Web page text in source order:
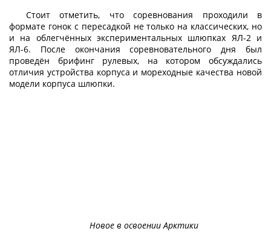
Стоит отметить, что соревнования проходили в
формате гонок с пересадкой не только на классических, но
и на облегчённых экспериментальных шлюпках ЯЛ-2 и
ЯЛ-6. После окончания соревновательного дня был
проведён брифинг рулевых, на котором обсуждались
отличия устройства корпуса и мореходные качества новой
модели корпуса шлюпки.
Новое в освоении Арктики